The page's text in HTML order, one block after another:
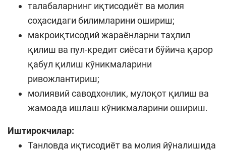
талабаларнинг иқтисодиёт ва молия
соҳасидаги билимларини ошириш;
макроиқтисодий жараёнларни таҳлил
қилиш ва пул-кредит сиёсати бўйича қарор
қабул қилиш кўникмаларини
ривожлантириш;
молиявий саводхонлик, мулоқот қилиш ва
жамоада ишлаш кўникмаларини ошириш.
Иштирокчилар:
Танловда иқтисодиёт ва молия йўналишида